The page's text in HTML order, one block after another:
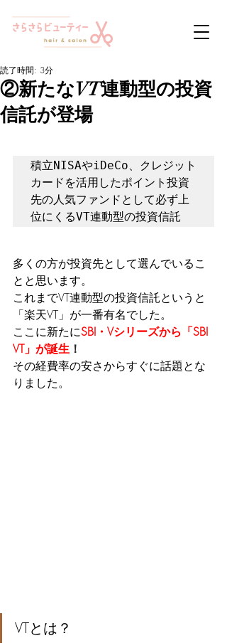
②新たなVT連動型の投資
信託が登場
読了時間: 3分
積立NISAやiDeCo、クレジット
カードを活用したポイント投資
先の人気ファンドとして必ず上
位にくるVT連動型の投資信託
多くの方が投資先として選んでいるこ
とと思います。
これまでVT連動型の投資信託というと
「楽天VT」が一番有名でした。
ここに新たにSBI・Vシリーズから「SBI
VT」が誕生 ！
その経費率の安さからすぐに話題とな
りました。
VTとは？